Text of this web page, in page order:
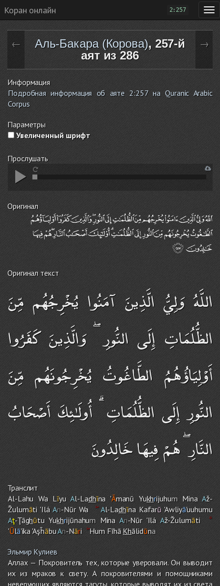
Коран онлайн 2:257
← Аль-Бакара (Корова), 257-й
аят из 286
→
Информация
Подробная информация об аяте 2:257 на Quranic Arabic
Corpus
Параметры
Увеличенный шрифт
Прослушать
Оригинал
Оригинал текст
اللَّهُ وَلِيُّ الَّذِينَ آمَنُوا يُخْرِجُهُم مِّنَ
الظُّلُمَاتِ إِلَى النُّورِ ۖ وَالَّذِينَ كَفَرُوا
أَوْلِيَاؤُهُمُ الطَّاغُوتُ يُخْرِجُونَهُم مِّنَ
النُّورِ إِلَى الظُّلُمَاتِ ۗ أُولَـٰئِكَ أَصْحَابُ
النَّارِ ۖ هُمْ فِيهَا خَالِدُونَ
Транслит
Al-Lahu Wa LīyuAl-Ladhīna 'Āmanū YukhrijuhumMinaAž-
Žulumāti 'IláAn-Nūr Wa Al-Ladhīna Kafarū 'Awliyā'uuhumu
Aţ-Ţāghūtu Yukhrijūnahum Mina An-Nūr 'Ilá Až-Žulumāti
'Ūlā'ika 'AşĥābuAn-Nāri Hum Fīhā Khālidūna
Эльмир Кулиев
Аллах — Покровитель тех, которые уверовали. Он выводит
их из мраков к свету. А покровителями и помощниками
неверующих являются тагуты, которые выводят их из света